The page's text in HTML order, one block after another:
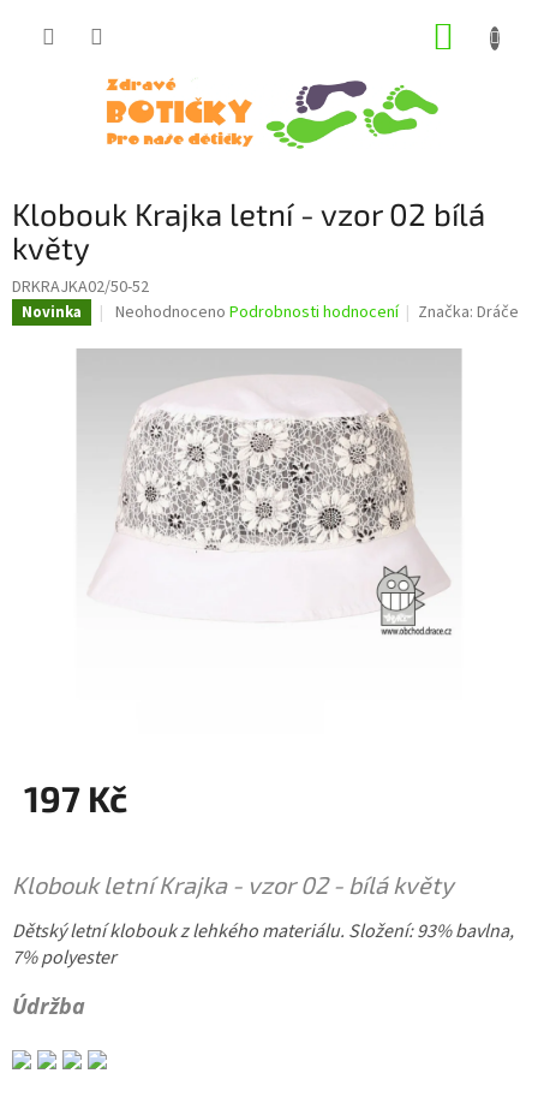
Klobouk Krajka letní - vzor 02 bílá
květy
DRKRAJKA02/50-52
Novinka
Průměrné
produktu
hvězdiček.
Neohodnoceno Podrobnosti hodnocení Značka:Dráče
197 Kč
Klobouk letní Krajka - vzor 02 - bílá květy
Dětský letní klobouk z lehkého materiálu. Složení: 93% bavlna,
7% polyester
Údržba